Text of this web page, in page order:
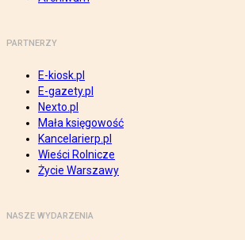
PARTNERZY
E-kiosk.pl
E-gazety.pl
Nexto.pl
Mała księgowość
Kancelarierp.pl
Wieści Rolnicze
Życie Warszawy
NASZE WYDARZENIA